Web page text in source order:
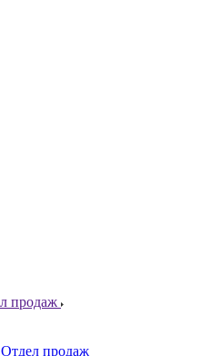
продаж
Отдел продаж